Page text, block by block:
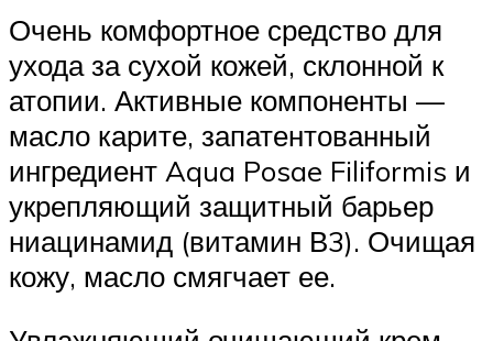
Очень комфортное средство для
ухода за сухой кожей, склонной к
атопии. Активные компоненты —
масло карите, запатентованный
ингредиент Aqua Posae Filiformis и
укрепляющий защитный барьер
ниацинамид (витамин В3). Очищая
кожу, масло смягчает ее.